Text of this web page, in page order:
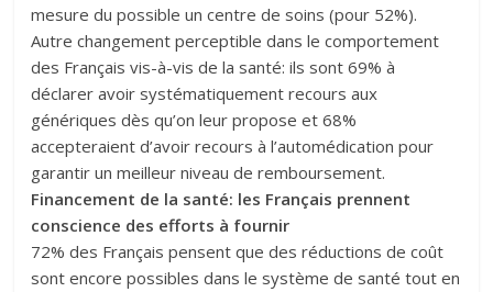
mesure du possible un centre de soins (pour 52%).
Autre changement perceptible dans le comportement
des Français vis-à-vis de la santé: ils sont 69% à
déclarer avoir systématiquement recours aux
génériques dès qu’on leur propose et 68%
accepteraient d’avoir recours à l’automédication pour
garantir un meilleur niveau de remboursement.
Financement de la santé: les Français prennent
conscience des efforts à fournir
72% des Français pensent que des réductions de coût
sont encore possibles dans le système de santé tout en